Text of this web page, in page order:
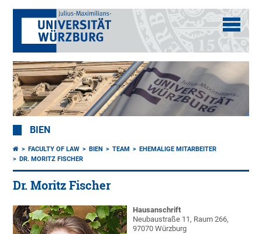
BIEN
FACULTY OF LAW BIEN TEAM
EHEMALIGE MITARBEITER
DR. MORITZ FISCHER
Dr. Moritz Fischer
Hausanschrift
Neubaustraße 11, Raum 266,
97070 Würzburg